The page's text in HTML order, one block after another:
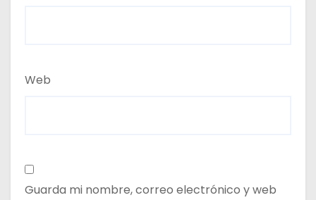
Web
Guarda mi nombre, correo electrónico y web